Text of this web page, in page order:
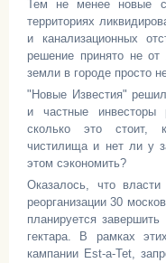
Тем не менее
новые
территориях
и канализационных
решение принято не
земли в городе просто
"Новые Известия"
и частные инвесторы
сколько это стоит,
чистилища и нет ли у
этом сэкономить?
Оказалось, что
реорганизации 30
планируется
гектара. В рамках
кампании Est-a-Tet,